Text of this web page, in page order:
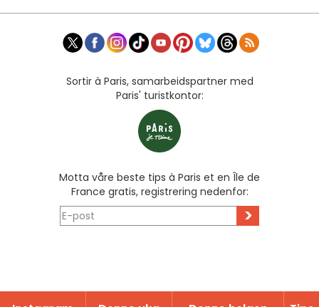
Sortir à Paris, samarbeidspartner med
Paris' turistkontor:
Motta våre beste tips à Paris et en Île de
France gratis, registrering nedenfor:
>